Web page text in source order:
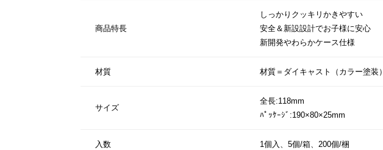
商品特長
しっかりクッキリかきやすい
安全＆新設設計でお子様に安心
新開発やわらかケース仕様
材質 材質＝ダイキャスト（カラー塗装）
サイズ
全長:118mm
ﾊﾟｯｹｰｼﾞ:190×80×25mm
入数 1個入、5個/箱、200個/梱